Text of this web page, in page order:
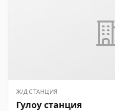
Ж/Д СТАНЦИЯ
Гулоу станция